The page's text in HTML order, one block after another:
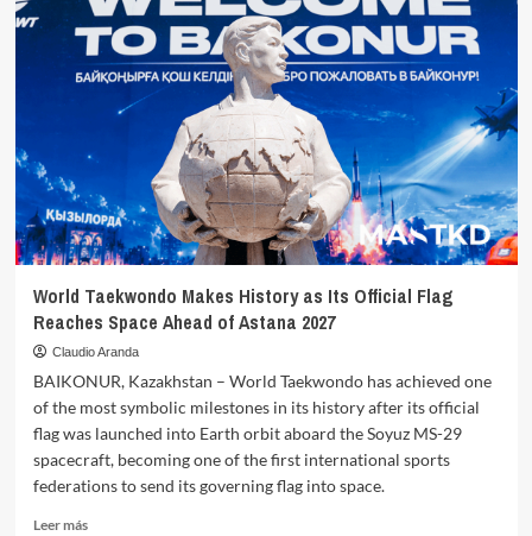
Training
Camp
Strengthens
Taekwondo
Development
World Taekwondo Makes History as Its Official Flag
Reaches Space Ahead of Astana 2027
Claudio Aranda
BAIKONUR, Kazakhstan – World Taekwondo has achieved one
of the most symbolic milestones in its history after its official
flag was launched into Earth orbit aboard the Soyuz MS-29
spacecraft, becoming one of the first international sports
federations to send its governing flag into space.
Leer másLeer